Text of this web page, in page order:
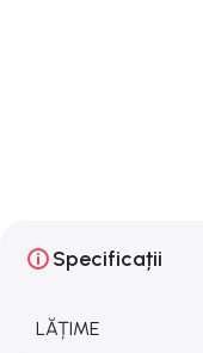
Specificații
LĂȚIME